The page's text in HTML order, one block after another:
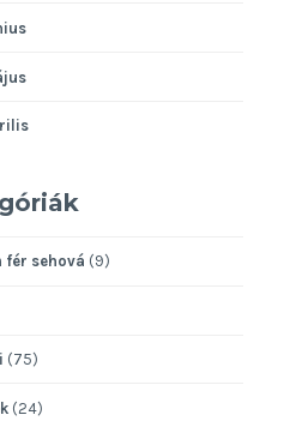
fér sehová (9)
(75)
(24)